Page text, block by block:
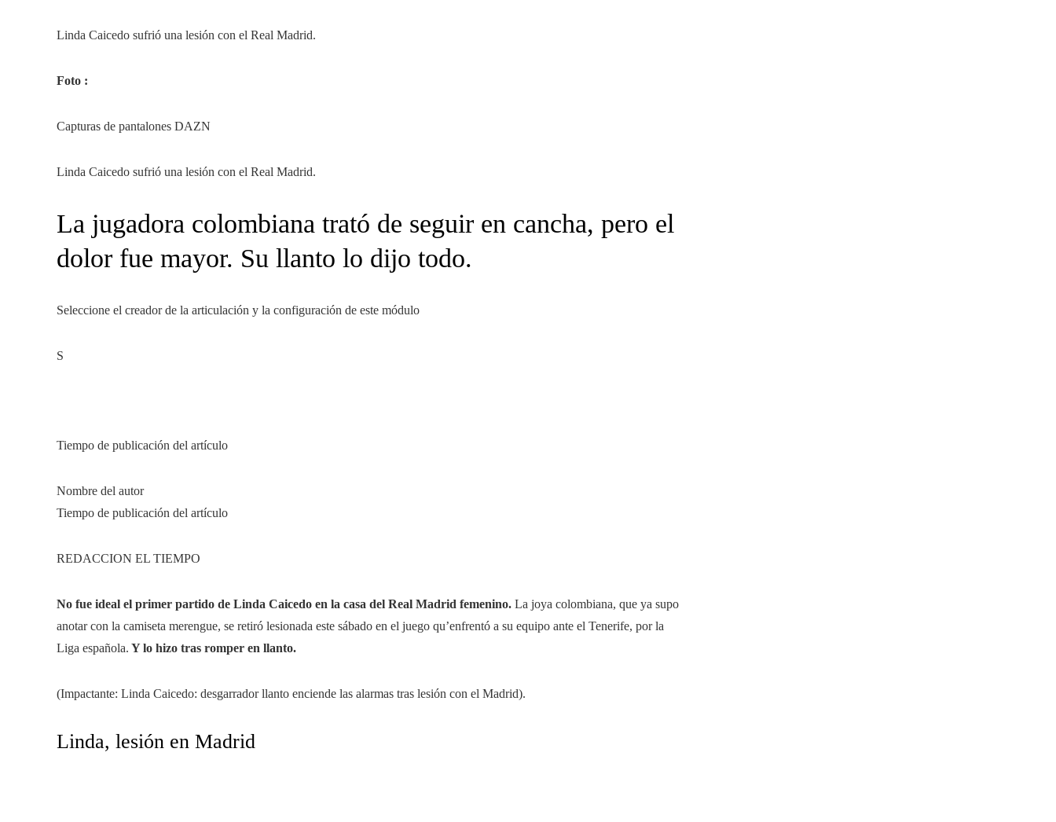
Linda Caicedo sufrió una lesión con el Real Madrid.
Foto :
Capturas de pantalones DAZN
Linda Caicedo sufrió una lesión con el Real Madrid.
La jugadora colombiana trató de seguir en cancha, pero el
dolor fue mayor. Su llanto lo dijo todo.
Seleccione el creador de la articulación y la configuración de este módulo
S
Tiempo de publicación del artículo
Nombre del autor
Tiempo de publicación del artículo
REDACCION EL TIEMPO
No fue ideal el primer partido de Linda Caicedo en la casa del Real Madrid femenino. La joya colombiana, que ya supo
anotar con la camiseta merengue, se retiró lesionada este sábado en el juego qu’enfrentó a su equipo ante el Tenerife, por la
Liga española. Y lo hizo tras romper en llanto.
(Impactante: Linda Caicedo: desgarrador llanto enciende las alarmas tras lesión con el Madrid).
Linda, lesión en Madrid